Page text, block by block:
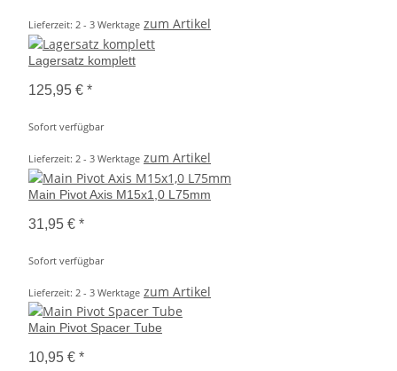
Lieferzeit: 2 - 3 Werktage zum Artikel
Lagersatz komplett
125,95 € *
Sofort verfügbar
Lieferzeit: 2 - 3 Werktage zum Artikel
Main Pivot Axis M15x1,0 L75mm
31,95 € *
Sofort verfügbar
Lieferzeit: 2 - 3 Werktage zum Artikel
Main Pivot Spacer Tube
10,95 € *